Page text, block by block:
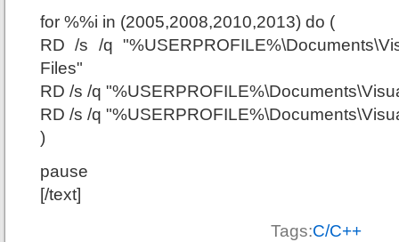
for %%i in (2005,2008,2010,2013) do (
RD /s /q
Files"
RD /s /q
RD /s /q
)
pause
[/text]
Tags:C/C++